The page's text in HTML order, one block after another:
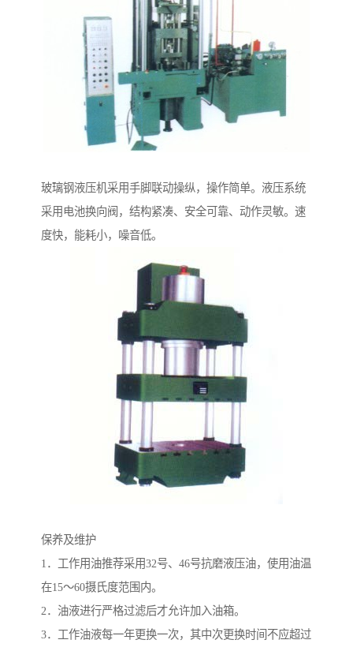
玻璃钢液压机采用手脚联动操纵，操作简单。液压系统
采用电池换向阀，结构紧凑、安全可靠、动作灵敏。速
度快，能耗小，噪音低。
保养及维护
1．工作用油推荐采用32号、46号抗磨液压油，使用油温
在15～60摄氏度范围内。
2．油液进行严格过滤后才允许加入油箱。
3．工作油液每一年更换一次，其中次更换时间不应超过